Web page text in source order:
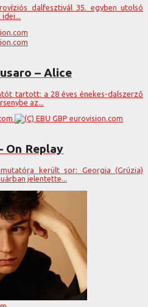
dalfesztivál 35. egyben utolsó
– Alice
tartott: a 28 éves énekes-dalszerző
az...
On Replay
került sor: Georgia (Grúzia)
jelentette...